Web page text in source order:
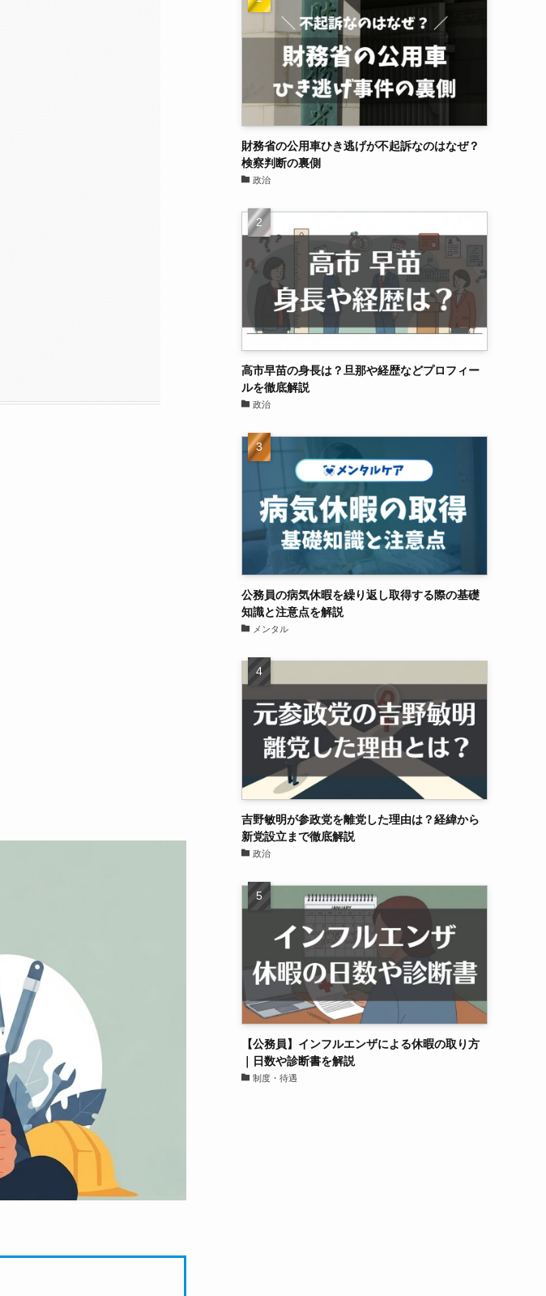
財務省の公用車ひき逃げが不起訴なのはなぜ？
検察判断の裏側
政治
高市早苗の身長は？旦那や経歴などプロフィー
ルを徹底解説
政治
公務員の病気休暇を繰り返し取得する際の基礎
知識と注意点を解説
メンタル
吉野敏明が参政党を離党した理由は？経緯から
新党設立まで徹底解説
政治
【公務員】インフルエンザによる休暇の取り方
｜日数や診断書を解説
制度・待遇